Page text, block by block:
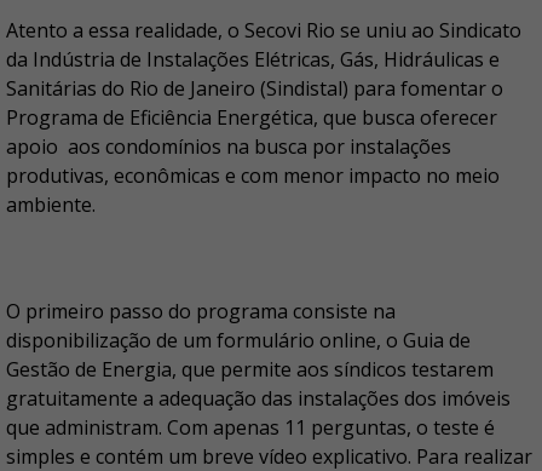
Atento a essa realidade, o Secovi Rio se uniu ao Sindicato
da Indústria de Instalações Elétricas, Gás, Hidráulicas e
Sanitárias do Rio de Janeiro (Sindistal) para fomentar o
Programa de Eficiência Energética, que busca oferecer
apoio aos condomínios na busca por instalações
produtivas, econômicas e com menor impacto no meio
ambiente.
O primeiro passo do programa consiste na
disponibilização de um formulário online, o Guia de
Gestão de Energia, que permite aos síndicos testarem
gratuitamente a adequação das instalações dos imóveis
que administram. Com apenas 11 perguntas, o teste é
simples e contém um breve vídeo explicativo. Para realizar